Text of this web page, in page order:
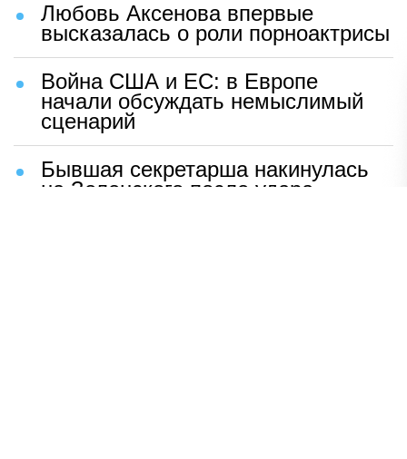
Любовь Аксенова впервые
высказалась о роли порноактрисы
Война США и ЕС: в Европе
начали обсуждать немыслимый
сценарий
Бывшая секретарша накинулась
на Зеленского после удара